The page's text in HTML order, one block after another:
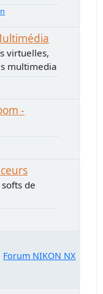
virtuelles,
multimedia
-
de
Forum NIKON NX